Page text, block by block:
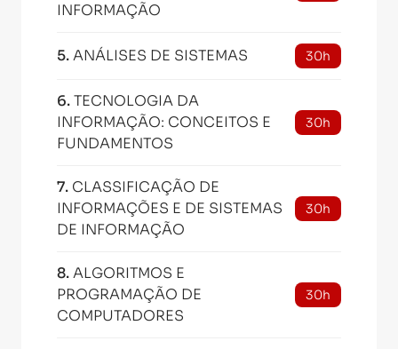
INFORMAÇÃO
5.ANÁLISES DE SISTEMAS 30h
6.TECNOLOGIA DA
INFORMAÇÃO: CONCEITOS E
FUNDAMENTOS
30h
7. CLASSIFICAÇÃO DE
INFORMAÇÕES E DE SISTEMAS
DE INFORMAÇÃO
30h
8.ALGORITMOS E
PROGRAMAÇÃO DE
COMPUTADORES
30h